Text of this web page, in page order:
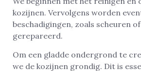
kozijnen. Vervolgens worden
beschadigingen, zoals scheuren
gerepareerd.
Om een gladde ondergrond te
we de kozijnen grondig. Dit is